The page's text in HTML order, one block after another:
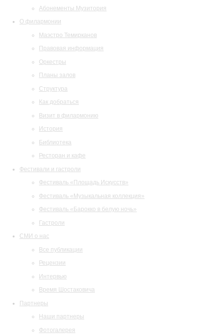
Абонементы Музитория
О филармонии
Маэстро Темирканов
Правовая информация
Оркестры
Планы залов
Структура
Как добраться
Визит в филармонию
История
Библиотека
Ресторан и кафе
Фестивали и гастроли
Фестиваль «Площадь Искусств»
Фестиваль «Музыкальная коллекция»
Фестиваль «Барокко в белую ночь»
Гастроли
СМИ о нас
Все публикации
Рецензии
Интервью
Время Шостаковича
Партнеры
Наши партнеры
Фотогалерея